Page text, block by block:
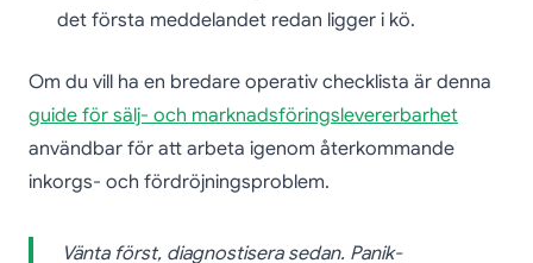
det första meddelandet redan ligger i kö.
Om du vill ha en bredare operativ checklista är denna
guide för sälj- och marknadsföringslevererbarhet
användbar för att arbeta igenom återkommande
inkorgs- och fördröjningsproblem.
Vänta först, diagnostisera sedan. Panik-